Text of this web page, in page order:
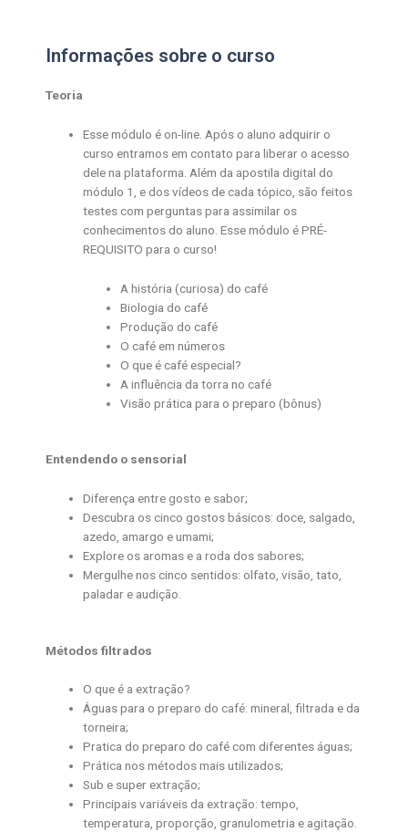
Informações sobre o curso
Teoria
Esse módulo é on-line. Após o aluno adquirir o
curso entramos em contato para liberar o acesso
dele na plataforma. Além da apostila digital do
módulo 1, e dos vídeos de cada tópico, são feitos
testes com perguntas para assimilar os
conhecimentos do aluno. Esse módulo é PRÉ-
REQUISITO para o curso!
A história (curiosa) do café
Biologia do café
Produção do café
O café em números
O que é café especial?
A influência da torra no café
Visão prática para o preparo (bônus)
Entendendo o sensorial
Diferença entre gosto e sabor;
Descubra os cinco gostos básicos: doce, salgado,
azedo, amargo e umami;
Explore os aromas e a roda dos sabores;
Mergulhe nos cinco sentidos: olfato, visão, tato,
paladar e audição.
Métodos filtrados
O que é a extração?
Águas para o preparo do café: mineral, filtrada e da
torneira;
Pratica do preparo do café com diferentes águas;
Prática nos métodos mais utilizados;
Sub e super extração;
Principais variáveis da extração: tempo,
temperatura, proporção, granulometria e agitação.